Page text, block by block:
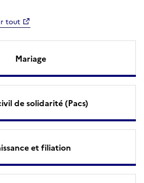
tout
Mariage
de solidarité (Pacs)
et filiation